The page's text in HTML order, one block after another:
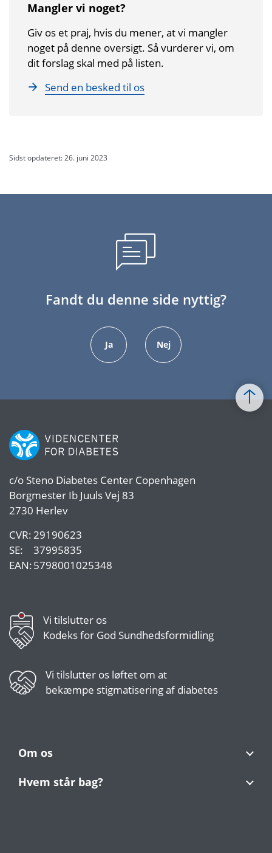
Mangler vi noget?
Giv os et praj, hvis du mener, at vi mangler
noget på denne oversigt. Så vurderer vi, om
dit forslag skal med på listen.
Send en besked til os
Sidst opdateret: 26. juni 2023
Fandt du denne side nyttig?
Ja Nej
c/o Steno Diabetes Center Copenhagen
Borgmester Ib Juuls Vej 83
2730 Herlev
CVR:29190623
SE:
37995835
EAN:5798001025348
Vi tilslutter os
Kodeks for God Sundhedsformidling
Vi tilslutter os løftet om at
bekæmpe stigmatisering af diabetes
Om os
Hvem står bag?